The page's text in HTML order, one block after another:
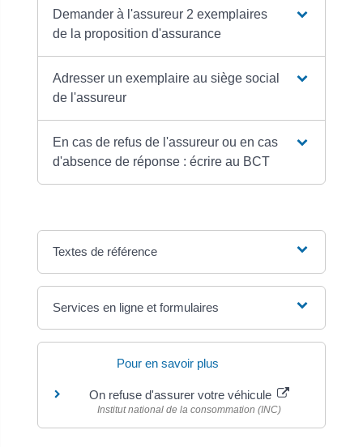
Demander à l'assureur 2 exemplaires
de la proposition d'assurance
Adresser un exemplaire au siège social
de l'assureur
En cas de refus de l'assureur ou en cas
d'absence de réponse : écrire au BCT
Textes de référence
Services en ligne et formulaires
Pour en savoir plus
On refuse d'assurer votre véhicule
Institut national de la consommation (INC)